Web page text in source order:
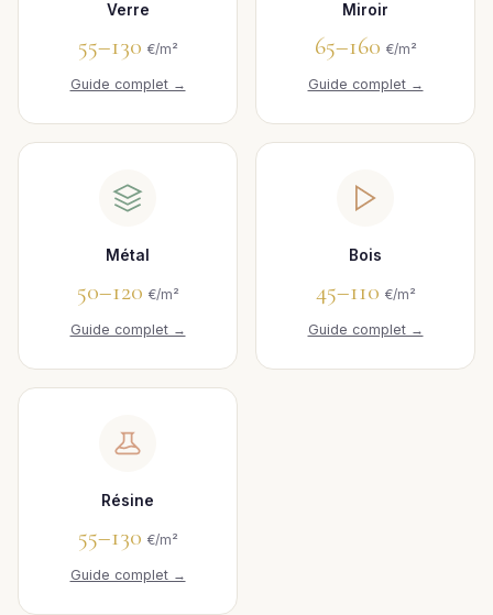
Verre
55–130 €/m²
Guide complet →
Miroir
65–160 €/m²
Guide complet →
Métal
50–120 €/m²
Guide complet →
Bois
45–110 €/m²
Guide complet →
Résine
55–130 €/m²
Guide complet →